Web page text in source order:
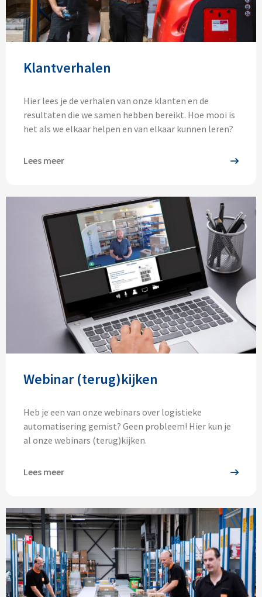
Klantverhalen
Hier lees je de verhalen van onze klanten en de
resultaten die we samen hebben bereikt. Hoe mooi is
het als we elkaar helpen en van elkaar kunnen leren?
Lees meer
Webinar (terug)kijken
Heb je een van onze webinars over logistieke
automatisering gemist? Geen probleem! Hier kun je
al onze webinars (terug)kijken.
Lees meer